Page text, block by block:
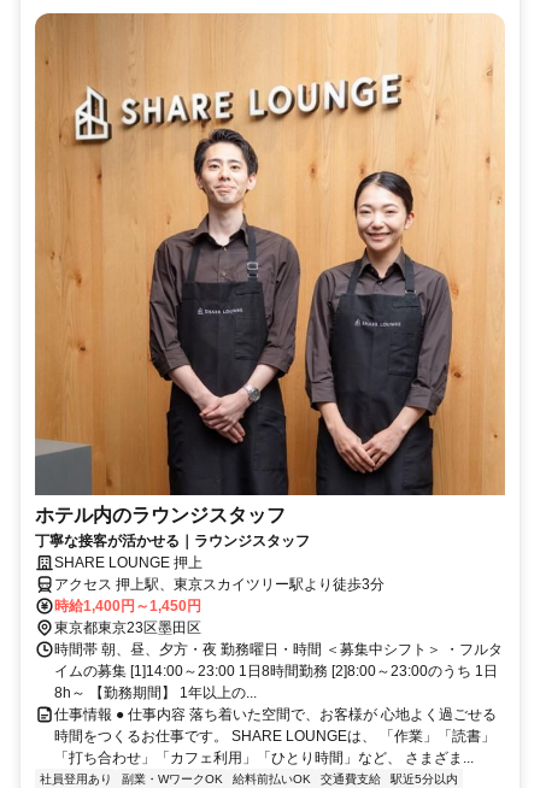
ホテル内のラウンジスタッフ
丁寧な接客が活かせる｜ラウンジスタッフ
SHARE LOUNGE 押上
アクセス 押上駅、東京スカイツリー駅より徒歩3分
時給1,400円～1,450円
東京都東京23区墨田区
時間帯 朝、昼、夕方・夜 勤務曜日・時間 ＜募集中シフト＞ ・フルタ
イムの募集 [1]14:00～23:00 1日8時間勤務 [2]8:00～23:00のうち 1日
8h～ 【勤務期間】 1年以上の...
仕事情報 ● 仕事内容 落ち着いた空間で、お客様が 心地よく過ごせる
時間をつくるお仕事です。 SHARE LOUNGEは、 「作業」「読書」
「打ち合わせ」「カフェ利用」「ひとり時間」など、 さまざま...
社員登用あり 副業・WワークOK 給料前払いOK 交通費支給
駅近5分以内